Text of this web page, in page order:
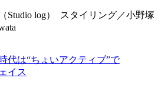
Studio log） スタイリング／小野塚
代は“ちょいアクティブ”で
イス